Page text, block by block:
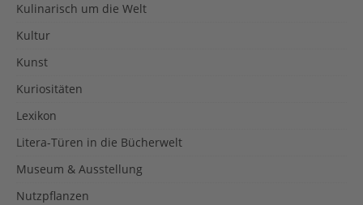
Kulinarisch um die Welt
Kultur
Kunst
Kuriositäten
Lexikon
Litera-Türen in die Bücherwelt
Museum & Ausstellung
Nutzpflanzen